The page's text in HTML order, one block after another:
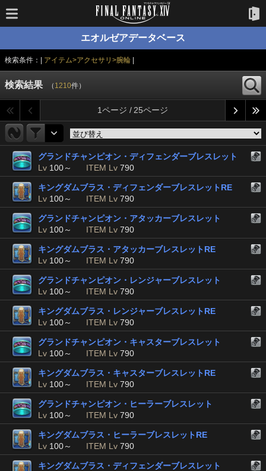
エオルゼアデータベース
検索条件：| アイテム>アクセサリ>腕輪|
検索結果 （ 1210件）
1ページ / 25ページ
グランドチャンピオン・ディフェンダーブレスレット
Lv 100～ ITEM Lv 790
キングダムブラス・ディフェンダーブレスレットRE
Lv 100～ ITEM Lv 790
グランドチャンピオン・アタッカーブレスレット
Lv 100～ ITEM Lv 790
キングダムブラス・アタッカーブレスレットRE
Lv 100～ ITEM Lv 790
グランドチャンピオン・レンジャーブレスレット
Lv 100～ ITEM Lv 790
キングダムブラス・レンジャーブレスレットRE
Lv 100～ ITEM Lv 790
グランドチャンピオン・キャスターブレスレット
Lv 100～ ITEM Lv 790
キングダムブラス・キャスターブレスレットRE
Lv 100～ ITEM Lv 790
グランドチャンピオン・ヒーラーブレスレット
Lv 100～ ITEM Lv 790
キングダムブラス・ヒーラーブレスレットRE
Lv 100～ ITEM Lv 790
キングダムブラス・ディフェンダーブレスレット